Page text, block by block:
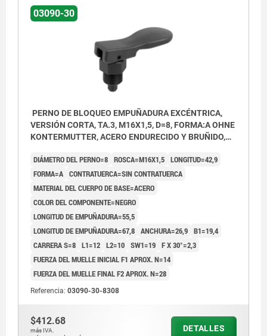
03090-30
PERNO DE BLOQUEO EMPUÑADURA EXCÉNTRICA,
VERSIÓN CORTA, TA.3, M16X1,5, D=8, FORMA:A OHNE
KONTERMUTTER, ACERO ENDURECIDO Y BRUÑIDO,
DIÁMETRO DEL PERNO=8 ROSCA=M16X1,5 LONGITUD=42,9
FORMA=A CONTRATUERCA=SIN CONTRATUERCA
MATERIAL DEL CUERPO DE BASE=ACERO
COLOR DEL COMPONENTE=NEGRO
LONGITUD DE EMPUÑADURA=55,5
LONGITUD DE EMPUÑADURA=67,8 ANCHURA=26,9 B1=19,4
CARRERA S=8 L1=12 L2=10 SW1=19 F X 30°=2,3
FUERZA DEL MUELLE INICIAL F1 APROX. N=14
FUERZA DEL MUELLE FINAL F2 APROX. N=28
Referencia: 03090-30-8308
$412.68
más IVA.
DETALLES